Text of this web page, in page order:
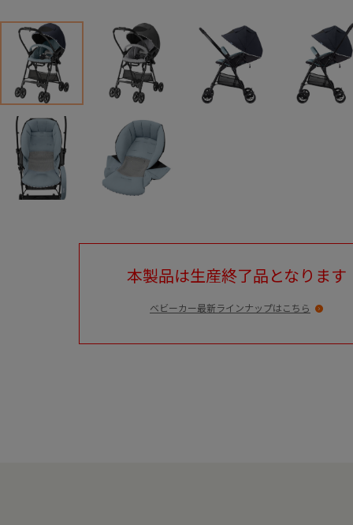
本製品は生産終了品となります
ベビーカー最新ラインナップはこちら